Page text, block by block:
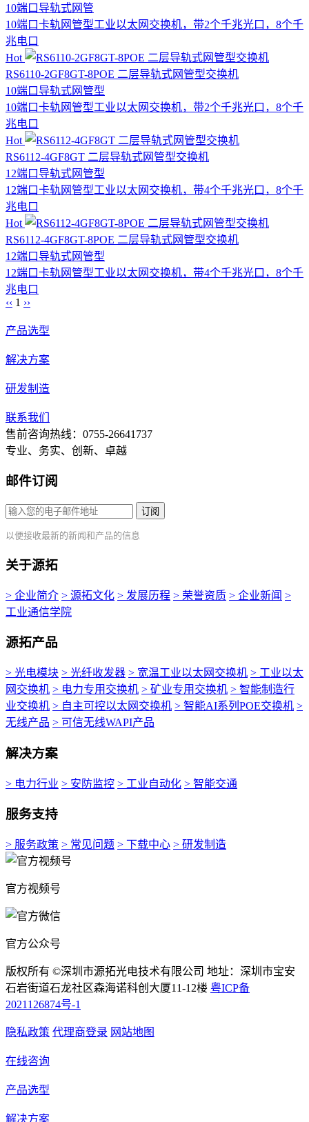
10端口 导轨式网管
10端口卡轨网管型工业以太网交换机，带2个千兆光口，8个千
兆电口
Hot
RS6110-2GF8GT-8POE 二层导轨式网管型交换机
10端口 导轨式网管型
10端口卡轨网管型工业以太网交换机，带2个千兆光口，8个千
兆电口
Hot
RS6112-4GF8GT 二层导轨式网管型交换机
12端口 导轨式网管型
12端口卡轨网管型工业以太网交换机，带4个千兆光口，8个千
兆电口
Hot
RS6112-4GF8GT-8POE 二层导轨式网管型交换机
12端口 导轨式网管型
12端口卡轨网管型工业以太网交换机，带4个千兆光口，8个千
兆电口
‹‹ 1 ››
产品选型
解决方案
研发制造
联系我们
售前咨询热线：0755-26641737
专业、务实、创新、卓越
邮件订阅
订阅
以便接收最新的新闻和产品的信息
关于源拓
> 企业简介 > 源拓文化 > 发展历程 > 荣誉资质 > 企业新闻 >
工业通信学院
源拓产品
> 光电模块 > 光纤收发器 > 宽温工业以太网交换机 > 工业以太
网交换机 > 电力专用交换机 > 矿业专用交换机 > 智能制造行
业交换机 > 自主可控以太网交换机 > 智能AI系列POE交换机 >
无线产品 > 可信无线WAPI产品
解决方案
> 电力行业 > 安防监控 > 工业自动化 > 智能交通
服务支持
> 服务政策 > 常见问题 > 下载中心 > 研发制造
官方视频号
官方公众号
版权所有 ©深圳市源拓光电技术有限公司 地址：深圳市宝安
石岩街道石龙社区森海诺科创大厦11-12楼 粤ICP备
2021126874号-1
隐私政策 代理商登录 网站地图
在线咨询
产品选型
解决方案